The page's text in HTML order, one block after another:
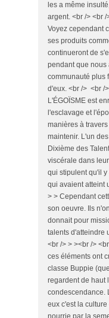
les a même
argent. <br /> <br
Voyez cependant
ses produits
continueront de
pendant que nous
communauté plus
d'eux. <br /> <br /
L'ÉGOÏSME est
l'esclavage et
manières à
maintenir. L'un
Dixième des
viscérale dans
qui stipulent qu'il
qui avaient atteint
> > Cependant
son oeuvre. Ils
donnait pour
talents d'atteindre
<br /> > ><br />
ces éléments ont
classe Buppie
regardent de haut
condescendance.
eux c'est la